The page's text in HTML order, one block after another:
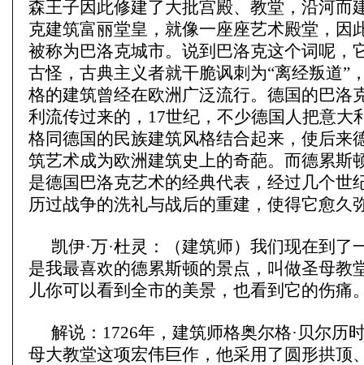
森王子因此修建了大批宫殿、教堂，沿河而
克建筑富丽堂皇，就像一座座艺术殿堂，因
被称为巴洛克城市。说到巴洛克这个词呢，
古怪，古典主义者就干脆讽刺为“离经叛道”
格的建筑曾经在欧洲广泛流行。德国的巴洛
利流传过来的，17世纪，不少德国人把意大
格同德国的民族建筑风格结合起来，使后来
筑艺术成为欧洲建筑史上的奇葩。而德累斯
是德国巴洛克艺术的经典代表，经过几个世
历过战争的洗礼与战后的重建，使得它愈久
凯伊·万·杜灵：（建筑师）我们现在到了
是我最喜欢的德累斯顿的景点，叫做圣母教
儿你可以看到全市的美景，也看到它的伤痛
解说：1726年，建筑师格奥尔格·贝尔历
母大教堂这项宏伟巨作，他采用了圆形拱顶